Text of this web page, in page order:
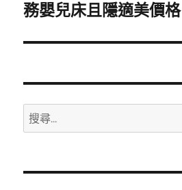
一
文
務嬰兒床且隱適美價格
搜
尋
鍵